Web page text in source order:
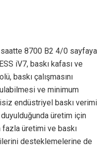
saatte 8700 B2 4/0 sayfaya
iV7, baskı kafası ve
baskı çalışmasını
ve minimum
endüstriyel baskı verimi
üretim için
üretimi ve baskı
desteklemelerine de